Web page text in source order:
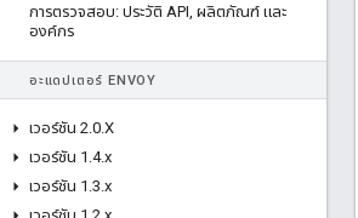
การตรวจสอบ: ประวัติ API, ผลิตภัณฑ์ และ
องค์กร
อะแดปเตอร์ ENVOY
เวอร์ชัน 2.0.X
เวอร์ชัน 1 .4.x
เวอร์ชัน 1 .3.x